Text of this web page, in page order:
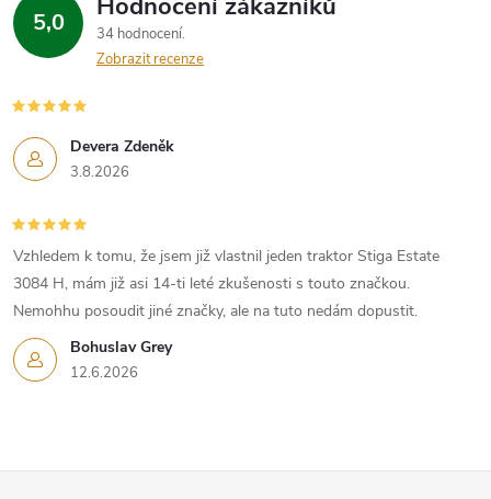
5,0
34 hodnocení
Zobrazit recenze
Devera Zdeněk
3.8.2026
Bohuslav Grey
12.6.2026
Vzhledem k tomu, že jsem již vlastnil jeden traktor Stiga Estate
3084 H, mám již asi 14-ti leté zkušenosti s touto značkou.
Nemohhu posoudit jiné značky, ale na tuto nedám dopustit.